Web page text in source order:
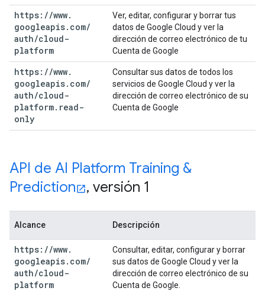
https: //www.
googleapis. com/
auth/cloud-
platform
Ver, editar, configurar y borrar tus
datos de Google Cloud y ver la
dirección de correo electrónico de tu
Cuenta de Google
https: //www.
googleapis. com/
auth/cloud-
platform. read-
only
Consultar sus datos de todos los
servicios de Google Cloud y ver la
dirección de correo electrónico de su
Cuenta de Google
API de AI Platform Training &
Prediction
, versión 1
Alcance Descripción
https: //www.
googleapis. com/
auth/cloud-
platform
Consultar, editar, configurar y borrar
sus datos de Google Cloud y ver la
dirección de correo electrónico de su
Cuenta de Google.